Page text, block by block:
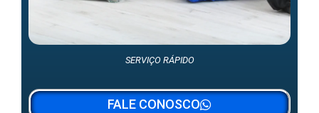
SERVIÇO RÁPIDO
FALE CONOSCO